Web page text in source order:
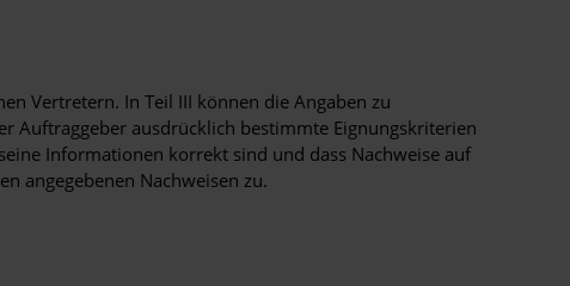
Vertretern. In Teil III können die Angaben zu
Auftraggeber ausdrücklich bestimmte Eignungskriterien
Informationen korrekt sind und dass Nachweise auf
angegebenen Nachweisen zu.